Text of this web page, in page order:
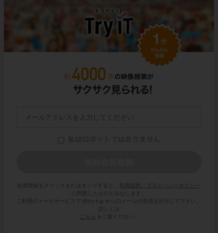
会員登録をクリックまたはタップすると、
利用規約・プライバシーポリシー
に同意したものとみなします。
ご利用のメールサービスで @try-it.jp からのメールの受信を許可して下さい。
詳しくは
こちら
をご覧ください。